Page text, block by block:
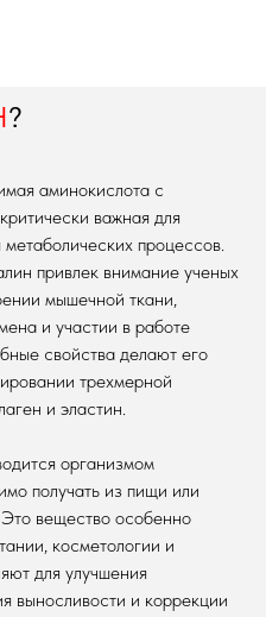
?
аминокислота с
важная для
процессов.
привлек внимание ученых
мышечной ткани,
и участии в работе
свойства делают его
трехмерной
и эластин.
организмом
получать из пищи или
вещество особенно
косметологии и
для улучшения
выносливости и коррекции